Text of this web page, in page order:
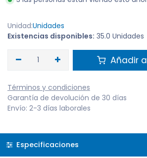
Unidad:Unidades
Existencias disponibles: 35.0 Unidades
Añadir
Términos y condiciones
Garantía de devolución de 30 días
Envío: 2-3 días laborales
Especificaciones